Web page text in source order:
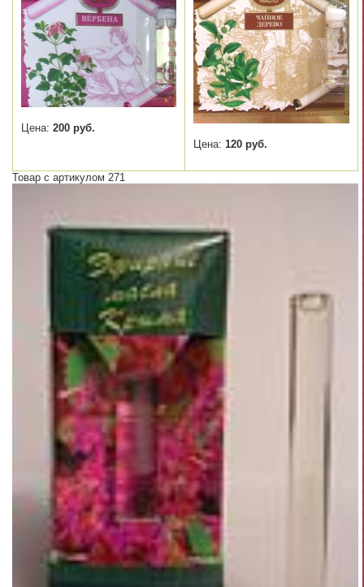
Цена: 200 руб.
Цена: 120 руб.
Товар с артикулом 271